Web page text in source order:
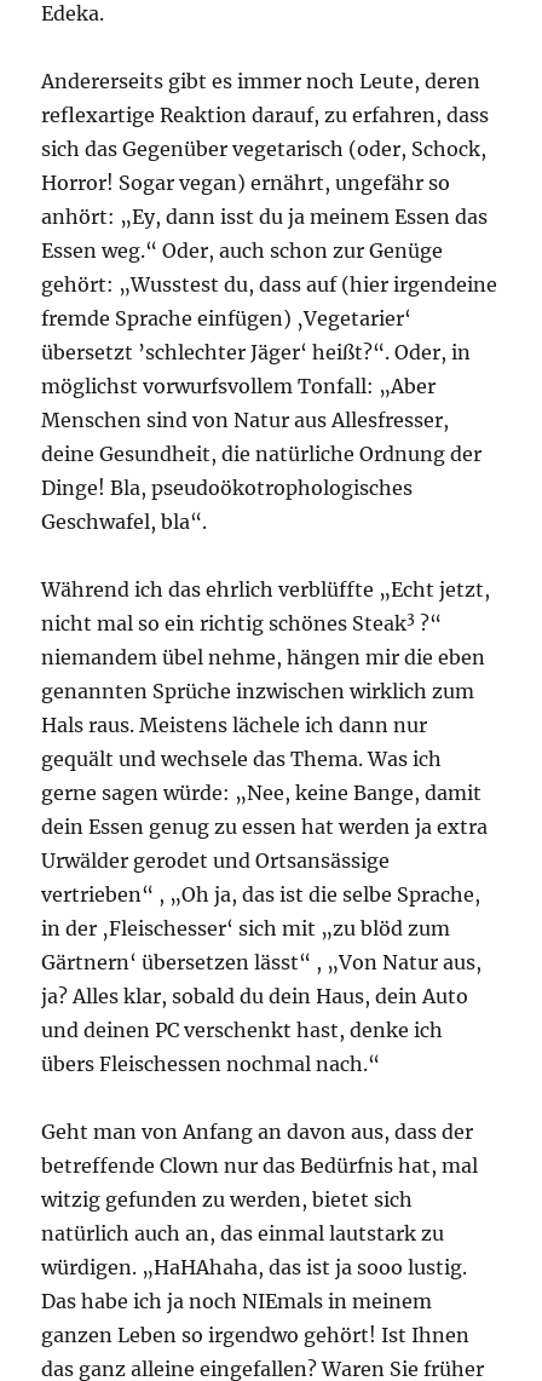
Edeka.
Andererseits gibt es immer noch Leute, deren
reflexartige Reaktion darauf, zu erfahren, dass
sich das Gegenüber vegetarisch (oder, Schock,
Horror! Sogar vegan) ernährt, ungefähr so
anhört: „Ey, dann isst du ja meinem Essen das
Essen weg.“ Oder, auch schon zur Genüge
gehört: „Wusstest du, dass auf (hier irgendeine
fremde Sprache einfügen) ‚Vegetarier‘
übersetzt ’schlechter Jäger‘ heißt?“. Oder, in
möglichst vorwurfsvollem Tonfall: „Aber
Menschen sind von Natur aus Allesfresser,
deine Gesundheit, die natürliche Ordnung der
Dinge! Bla, pseudoökotrophologisches
Geschwafel, bla“.
Während ich das ehrlich verblüffte „Echt jetzt,
nicht mal so ein richtig schönes Steak3 ?“
niemandem übel nehme, hängen mir die eben
genannten Sprüche inzwischen wirklich zum
Hals raus. Meistens lächele ich dann nur
gequält und wechsele das Thema. Was ich
gerne sagen würde: „Nee, keine Bange, damit
dein Essen genug zu essen hat werden ja extra
Urwälder gerodet und Ortsansässige
vertrieben“ , „Oh ja, das ist die selbe Sprache,
in der ‚Fleischesser‘ sich mit „zu blöd zum
Gärtnern‘ übersetzen lässt“ , „Von Natur aus,
ja? Alles klar, sobald du dein Haus, dein Auto
und deinen PC verschenkt hast, denke ich
übers Fleischessen nochmal nach.“
Geht man von Anfang an davon aus, dass der
betreffende Clown nur das Bedürfnis hat, mal
witzig gefunden zu werden, bietet sich
natürlich auch an, das einmal lautstark zu
würdigen. „HaHAhaha, das ist ja sooo lustig.
Das habe ich ja noch NIEmals in meinem
ganzen Leben so irgendwo gehört! Ist Ihnen
das ganz alleine eingefallen? Waren Sie früher